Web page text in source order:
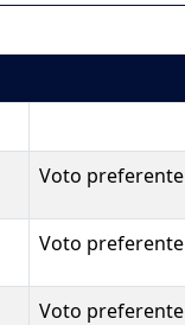
Voto preferente
Voto preferente
Voto preferente